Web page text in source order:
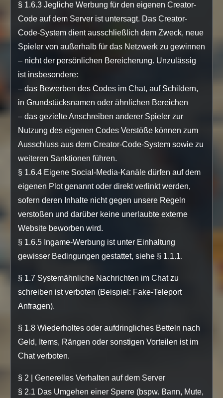
§ 1.6.3 Jegliche Werbung für den eigenen Creator-
Code auf dem Server ist untersagt. Das Creator-
Code-System dient ausschließlich dem Zweck, neue
Spieler von außerhalb für das Netzwerk zu gewinnen
– nicht der persönlichen Bereicherung. Unzulässig
ist insbesondere:
– das Bewerben des Codes im Chat, auf Schildern,
in Grundstücksnamen oder ähnlichen Bereichen
– das gezielte Anschreiben anderer Spieler zur
Nutzung des eigenen Codes Verstöße können zum
Ausschluss aus dem Creator-Code-System sowie zu
weiteren Sanktionen führen.
§ 1.6.4 Eigene Social-Media-Kanäle dürfen auf dem
eigenen Plot genannt oder direkt verlinkt werden,
sofern deren Inhalte nicht gegen unsere Regeln
verstoßen und darüber keine unerlaubte externe
Website beworben wird.
§ 1.6.5 Ingame-Werbung ist unter Einhaltung
gewisser Bedingungen gestattet, siehe § 1.1.1.
§ 1.7 Systemähnliche Nachrichten im Chat zu
schreiben ist verboten (Beispiel: Fake-Teleport
Anfragen).
§ 1.8 Wiederholtes oder aufdringliches Betteln nach
Geld, Items, Rängen oder sonstigen Vorteilen ist im
Chat verboten.
§ 2 | Generelles Verhalten auf dem Server
§ 2.1 Das Umgehen einer Sperre (bspw. Bann, Mute,